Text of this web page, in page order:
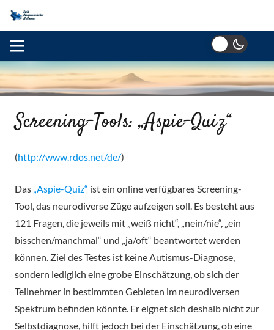
Screening-Tools: „Aspie-Quiz“
(http://www.rdos.net/de/)
Das „Aspie-Quiz“ ist ein online verfügbares Screening-
Tool, das neurodiverse Züge aufzeigen soll. Es besteht aus
121 Fragen, die jeweils mit „weiß nicht“, „nein/nie“, „ein
bisschen/manchmal“ und „ja/oft“ beantwortet werden
können. Ziel des Testes ist keine Autismus-Diagnose,
sondern lediglich eine grobe Einschätzung, ob sich der
Teilnehmer in bestimmten Gebieten im neurodiversen
Spektrum befinden könnte. Er eignet sich deshalb nicht zur
Selbstdiagnose, hilft jedoch bei der Einschätzung, ob eine